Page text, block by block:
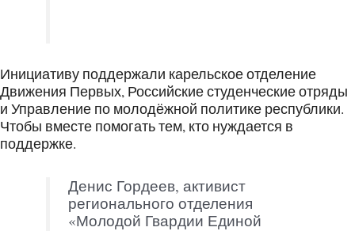
Инициативу поддержали карельское отделение
Движения Первых, Российские студенческие отряды
и Управление по молодёжной политике республики.
Чтобы вместе помогать тем, кто нуждается в
поддержке.
Денис Гордеев, активист
регионального отделения
«Молодой Гвардии Единой